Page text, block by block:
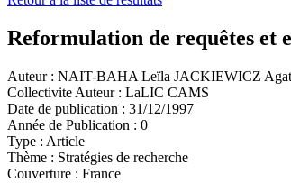
Reformulation de requêtes et
Auteur : NAIT-BAHA Leïla JACKIEWICZ
Collectivite Auteur : LaLIC CAMS
Date de publication : 31/12/1997
Année de Publication : 0
Type : Article
Thème : Stratégies de recherche
Couverture : France